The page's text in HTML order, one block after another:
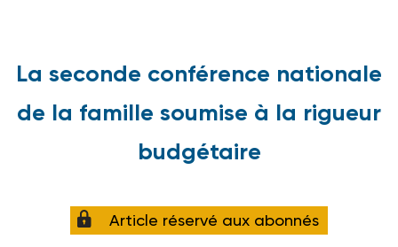
La seconde conférence nationale
de la famille soumise à la rigueur
budgétaire
Article réservé aux abonnés